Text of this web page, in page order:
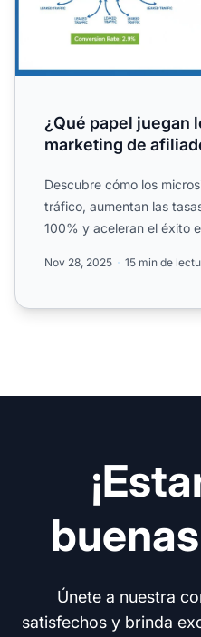
¿Qué papel juegan
marketing de
Descubre cómo los
tráfico, aumentan las
100% y aceleran el éxito
Nov 28, 2025 15 min de
Únete a nuestra
satisfechos y brinda